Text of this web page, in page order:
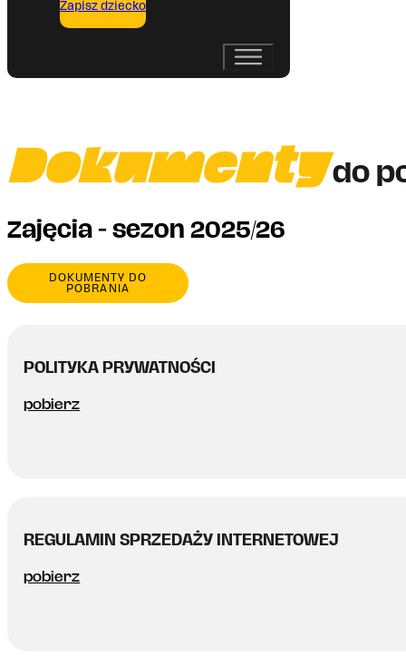
Zapisz dziecko
Dokumentydo
Zajęcia - sezon 2025/26
DOKUMENTY DO
POBRANIA
POLITYKA PRYWATNOŚCI
pobierz
REGULAMIN SPRZEDAŻY INTERNETOWEJ
pobierz